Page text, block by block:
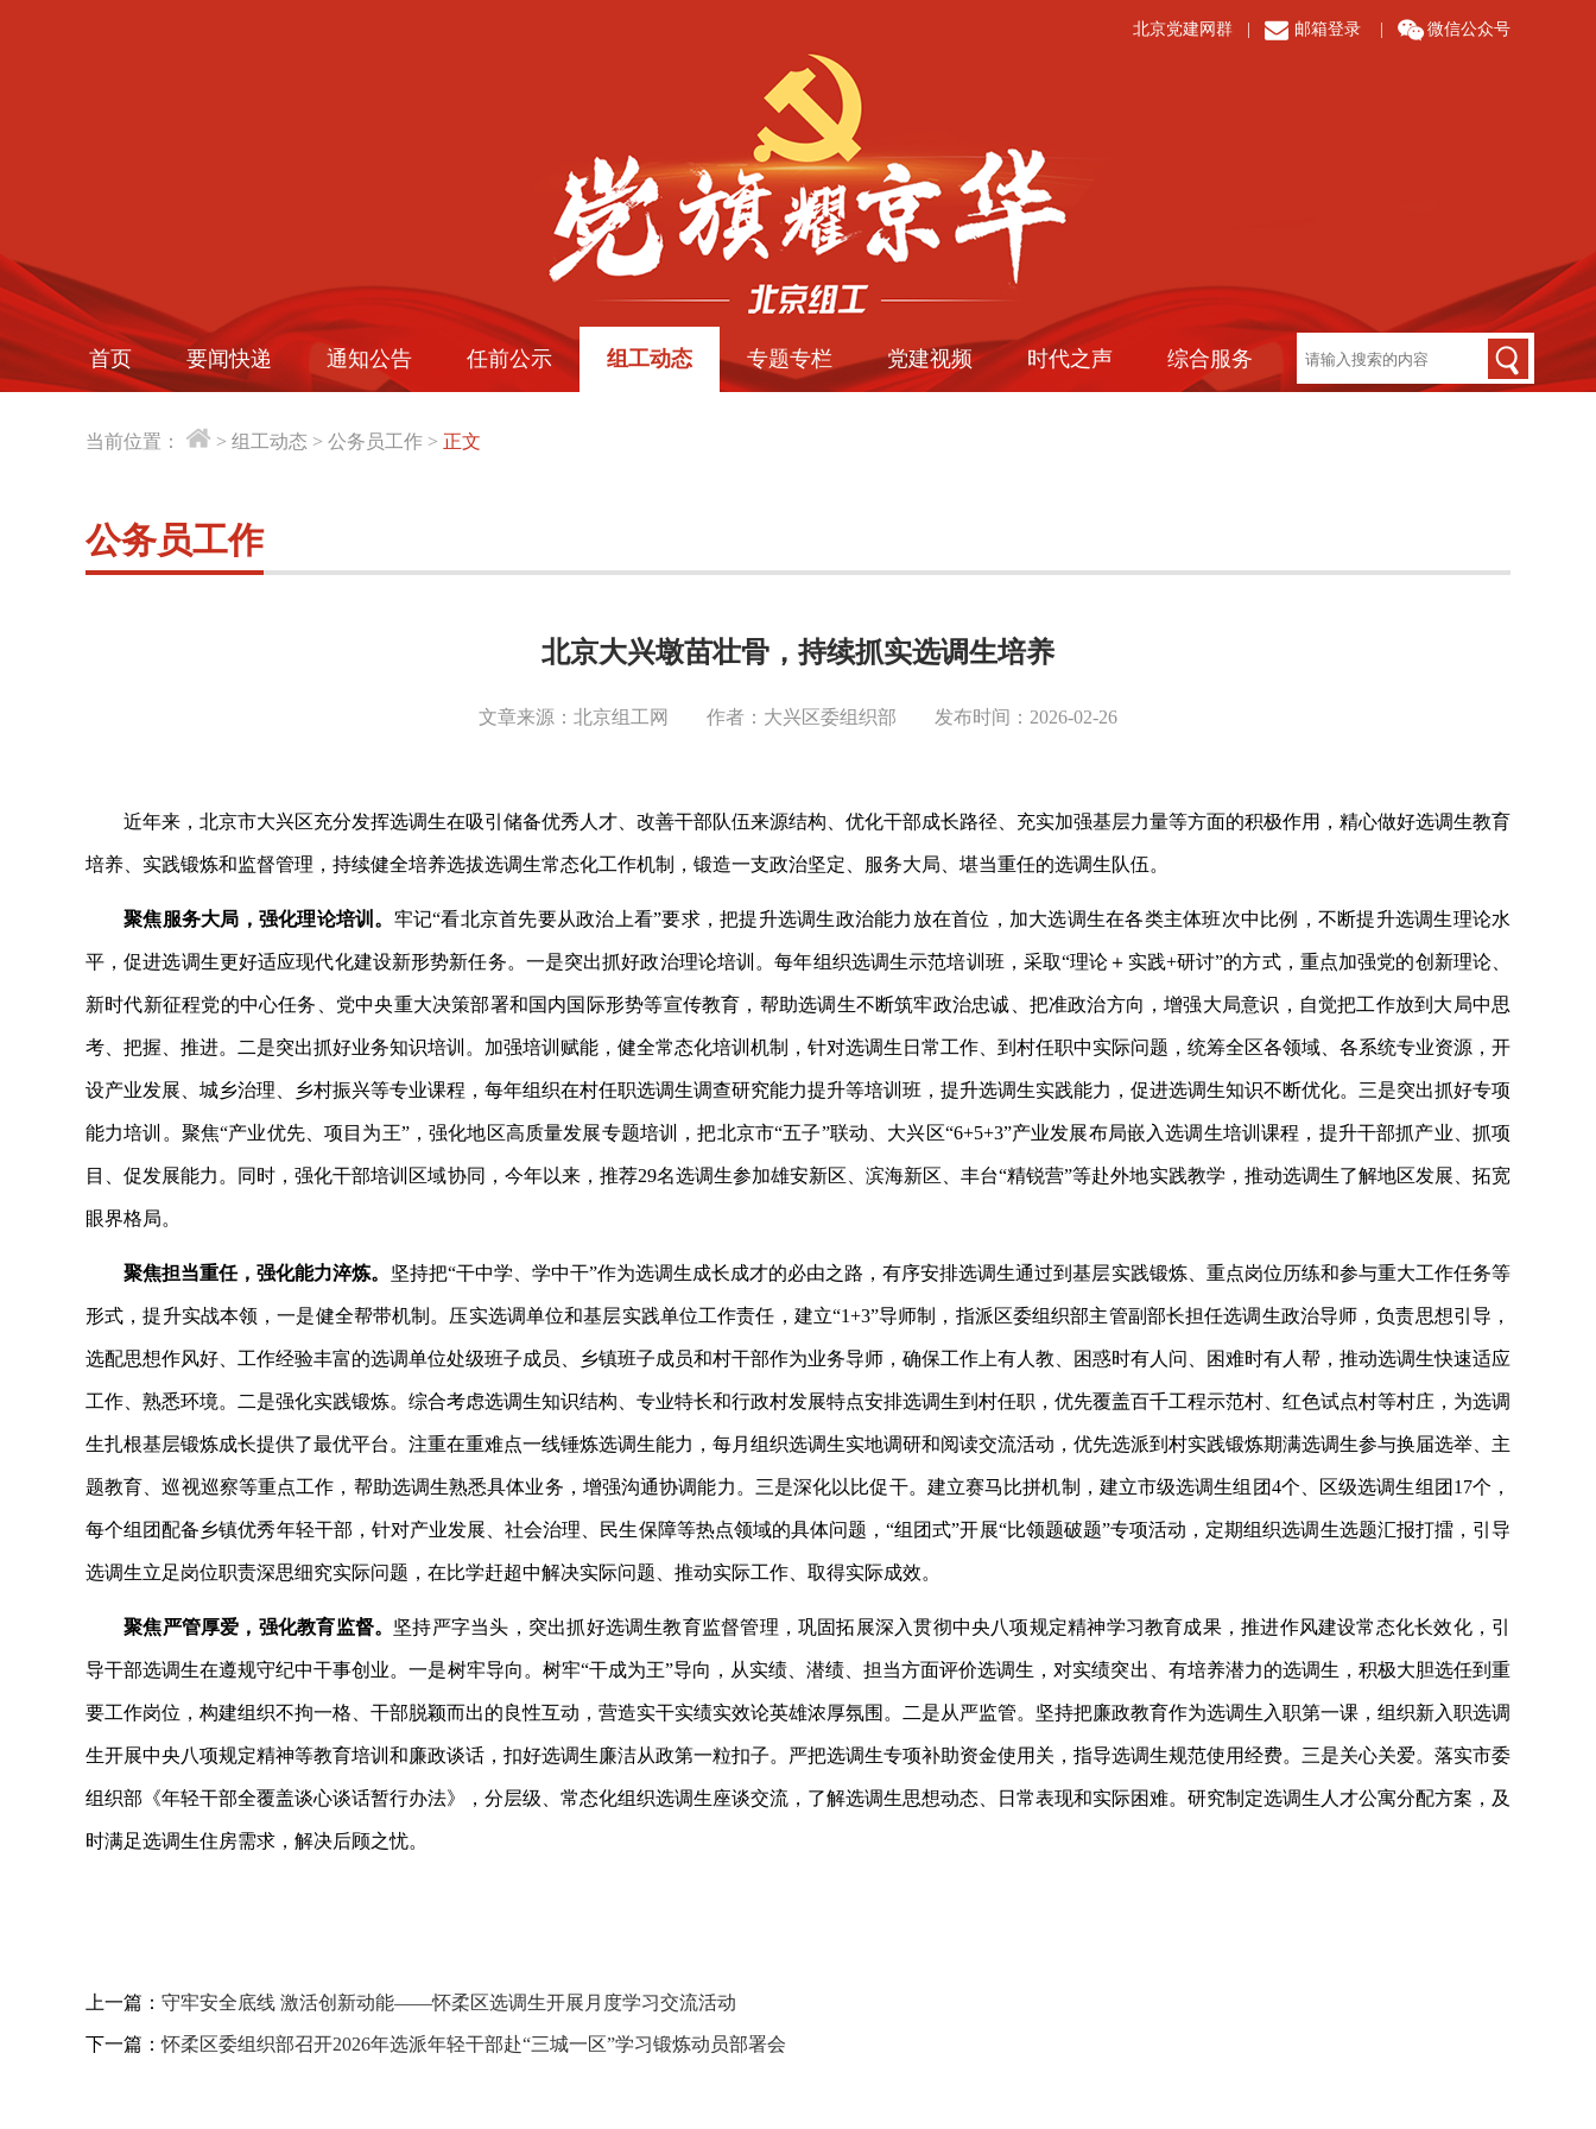
北京党建网群 邮箱登录 微信公众号
首页 要闻快递 通知公告 任前公示 组工动态 专题专栏 党建视频 时代之声 综合服务
当前位置： > 组工动态 > 公务员工作 > 正文
公务员工作
北京大兴墩苗壮骨，持续抓实选调生培养
文章来源：北京组工网 作者：大兴区委组织部 发布时间：2026-02-26
近年来，北京市大兴区充分发挥选调生在吸引储备优秀人才、改善干部队伍来源结构、优化干部成长路径、充实加强基层力量等方面的积极作用，精心做好选调生教育
培养、实践锻炼和监督管理，持续健全培养选拔选调生常态化工作机制，锻造一支政治坚定、服务大局、堪当重任的选调生队伍。
聚焦服务大局，强化理论培训。 牢记“看北京首先要从政治上看”要求，把提升选调生政治能力放在首位，加大选调生在各类主体班次中比例，不断提升选调生理论水
平，促进选调生更好适应现代化建设新形势新任务。一是突出抓好政治理论培训。每年组织选调生示范培训班，采取“理论＋实践+研讨”的方式，重点加强党的创新理论、
新时代新征程党的中心任务、党中央重大决策部署和国内国际形势等宣传教育，帮助选调生不断筑牢政治忠诚、把准政治方向，增强大局意识，自觉把工作放到大局中思
考、把握、推进。二是突出抓好业务知识培训。加强培训赋能，健全常态化培训机制，针对选调生日常工作、到村任职中实际问题，统筹全区各领域、各系统专业资源，开
设产业发展、城乡治理、乡村振兴等专业课程，每年组织在村任职选调生调查研究能力提升等培训班，提升选调生实践能力，促进选调生知识不断优化。三是突出抓好专项
能力培训。聚焦“产业优先、项目为王”，强化地区高质量发展专题培训，把北京市“五子”联动、大兴区“6+5+3”产业发展布局嵌入选调生培训课程，提升干部抓产业、抓项
目、促发展能力。同时，强化干部培训区域协同，今年以来，推荐29名选调生参加雄安新区、滨海新区、丰台“精锐营”等赴外地实践教学，推动选调生了解地区发展、拓宽
眼界格局。
聚焦担当重任，强化能力淬炼。 坚持把“干中学、学中干”作为选调生成长成才的必由之路，有序安排选调生通过到基层实践锻炼、重点岗位历练和参与重大工作任务等
形式，提升实战本领，一是健全帮带机制。压实选调单位和基层实践单位工作责任，建立“1+3”导师制，指派区委组织部主管副部长担任选调生政治导师，负责思想引导，
选配思想作风好、工作经验丰富的选调单位处级班子成员、乡镇班子成员和村干部作为业务导师，确保工作上有人教、困惑时有人问、困难时有人帮，推动选调生快速适应
工作、熟悉环境。二是强化实践锻炼。综合考虑选调生知识结构、专业特长和行政村发展特点安排选调生到村任职，优先覆盖百千工程示范村、红色试点村等村庄，为选调
生扎根基层锻炼成长提供了最优平台。注重在重难点一线锤炼选调生能力，每月组织选调生实地调研和阅读交流活动，优先选派到村实践锻炼期满选调生参与换届选举、主
题教育、巡视巡察等重点工作，帮助选调生熟悉具体业务，增强沟通协调能力。三是深化以比促干。建立赛马比拼机制，建立市级选调生组团4个、区级选调生组团17个，
每个组团配备乡镇优秀年轻干部，针对产业发展、社会治理、民生保障等热点领域的具体问题，“组团式”开展“比领题破题”专项活动，定期组织选调生选题汇报打擂，引导
选调生立足岗位职责深思细究实际问题，在比学赶超中解决实际问题、推动实际工作、取得实际成效。
聚焦严管厚爱，强化教育监督。 坚持严字当头，突出抓好选调生教育监督管理，巩固拓展深入贯彻中央八项规定精神学习教育成果，推进作风建设常态化长效化，引
导干部选调生在遵规守纪中干事创业。一是树牢导向。树牢“干成为王”导向，从实绩、潜绩、担当方面评价选调生，对实绩突出、有培养潜力的选调生，积极大胆选任到重
要工作岗位，构建组织不拘一格、干部脱颖而出的良性互动，营造实干实绩实效论英雄浓厚氛围。二是从严监管。坚持把廉政教育作为选调生入职第一课，组织新入职选调
生开展中央八项规定精神等教育培训和廉政谈话，扣好选调生廉洁从政第一粒扣子。严把选调生专项补助资金使用关，指导选调生规范使用经费。三是关心关爱。落实市委
组织部《年轻干部全覆盖谈心谈话暂行办法》，分层级、常态化组织选调生座谈交流，了解选调生思想动态、日常表现和实际困难。研究制定选调生人才公寓分配方案，及
时满足选调生住房需求，解决后顾之忧。
上一篇： 守牢安全底线 激活创新动能——怀柔区选调生开展月度学习交流活动
下一篇：怀柔区委组织部召开2026年选派年轻干部赴“三城一区”学习锻炼动员部署会